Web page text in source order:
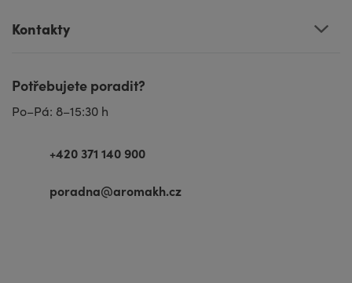
Kontakty
Potřebujete poradit?
Po–Pá: 8–15:30 h
+420 371 140 900
poradna@aromakh.cz